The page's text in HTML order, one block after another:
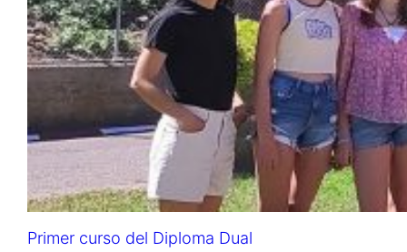
Primer curso del Diploma Dual